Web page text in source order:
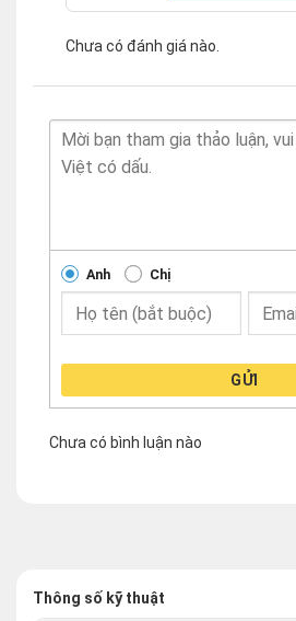
Chưa có đánh giá nào.
Anh Chị
GỬI
Chưa có bình luận nào
Thông số kỹ thuật